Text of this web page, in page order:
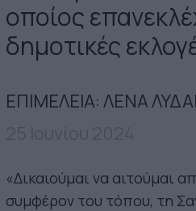
οποίος
δημοτικές
ΕΠΙΜΕΛΕΙΑ: ΛΕΝΑ
«Δικαιούμαι να αιτούμαι
συμφέρον του τόπου, τη